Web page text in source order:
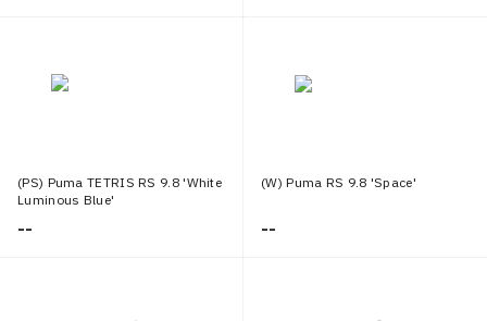
(PS) Puma TETRIS RS 9.8 'White
Luminous Blue'
--
(W) Puma RS 9.8 'Space'
--